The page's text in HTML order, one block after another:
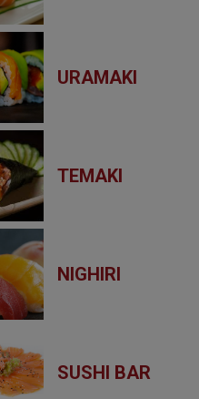
URAMAKI
TEMAKI
NIGHIRI
SUSHI BAR